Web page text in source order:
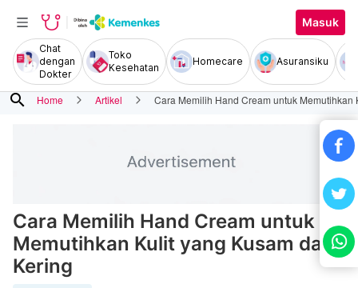
Masuk
Chat
dengan
Dokter
Toko
Kesehatan
Homecare Asuransiku
search Home Artikel Cara Memilih Hand Cream untuk
Cara Memilih Hand Cream untuk
Memutihkan Kulit yang Kusam dan
Kering